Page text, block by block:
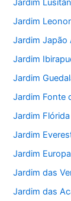
Jardim
Jardim
Jardim Japão
Jardim
Jardim
Jardim Fonte
Jardim
Jardim
Jardim
Jardim das
Jardim das